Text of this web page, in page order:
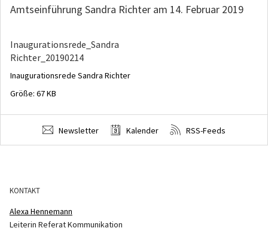
Amtseinführung Sandra Richter am 14. Februar 2019
Inaugurationsrede_Sandra
Richter_20190214
Inaugurationsrede Sandra Richter
Größe: 67 KB
Newsletter Kalender RSS-Feeds
KONTAKT
Alexa Hennemann
Leiterin Referat Kommunikation